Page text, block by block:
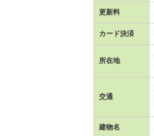
更新料
カード決済
所在地
交通
建物名